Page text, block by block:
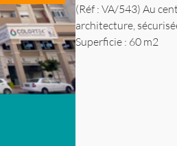
(Réf : VA/543) Au
architecture,
Superficie : 60 m2